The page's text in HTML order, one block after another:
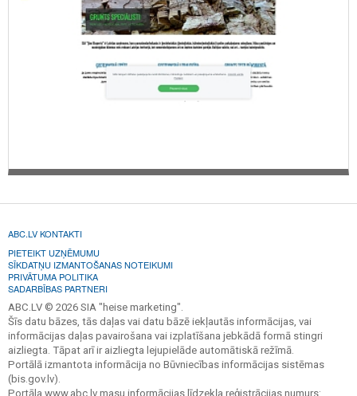
ABC.LV KONTAKTI
PIETEIKT UZŅĒMUMU
SĪKDATŅU IZMANTOŠANAS NOTEIKUMI
PRIVĀTUMA POLITIKA
SADARBĪBAS PARTNERI
ABC.LV © 2026 SIA "heise marketing".
Šīs datu bāzes, tās daļas vai datu bāzē iekļautās informācijas, vai
informācijas daļas pavairošana vai izplatīšana jebkādā formā stingri
aizliegta. Tāpat arī ir aizliegta lejupielāde automātiskā režīmā.
Portālā izmantota informācija no Būvniecības informācijas sistēmas
(bis.gov.lv).
Portāla www.abc.lv masu informācijas līdzekļa reģistrācijas numurs: